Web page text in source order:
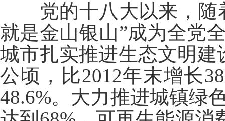
党的十八大以来，
就是金山银山”成为全党
城市扎实推进生态文明建
公顷，比2012年末增长
48.6%。大力推进城镇绿